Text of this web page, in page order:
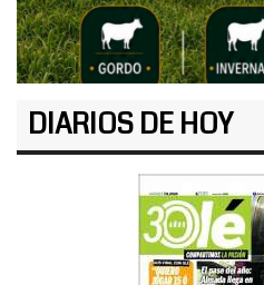
DIARIOS DE HOY